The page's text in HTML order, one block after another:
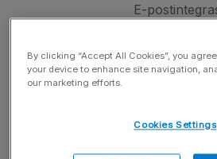
E-
REST API
By clicking “Accept All Cookies”, you
your device to enhance site navigation,
our marketing efforts.
Cookies Settings